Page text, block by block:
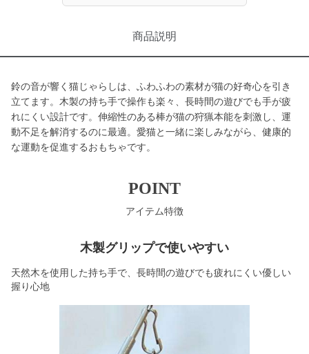
商品説明
鈴の音が響く猫じゃらしは、ふわふわの素材が猫の好奇心を引き
立てます。木製の持ち手で操作も楽々、長時間の遊びでも手が疲
れにくい設計です。伸縮性のある棒が猫の狩猟本能を刺激し、運
動不足を解消するのに最適。愛猫と一緒に楽しみながら、健康的
な運動を促進するおもちゃです。
POINT
アイテム特徴
木製グリップで使いやすい
天然木を使用した持ち手で、長時間の遊びでも疲れにくい優しい
握り心地